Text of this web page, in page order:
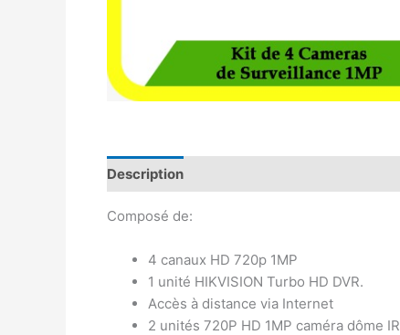
Description
Composé de:
4 canaux HD 720p 1MP
1 unité HIKVISION Turbo HD DVR.
Accès à distance via Internet
2 unités 720P HD 1MP caméra dôme IR